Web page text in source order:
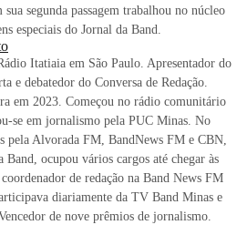
segunda passagem trabalhou no núcleo
especiais do Jornal da Band.
Itatiaia em São Paulo. Apresentador do
e debatedor do Conversa de Redação.
em 2023. Começou no rádio comunitário
se em jornalismo pela PUC Minas. No
pela Alvorada FM, BandNews FM e CBN,
ocupou vários cargos até chegar às
de redação na Band News FM
diariamente da TV Band Minas e
de nove prêmios de jornalismo.